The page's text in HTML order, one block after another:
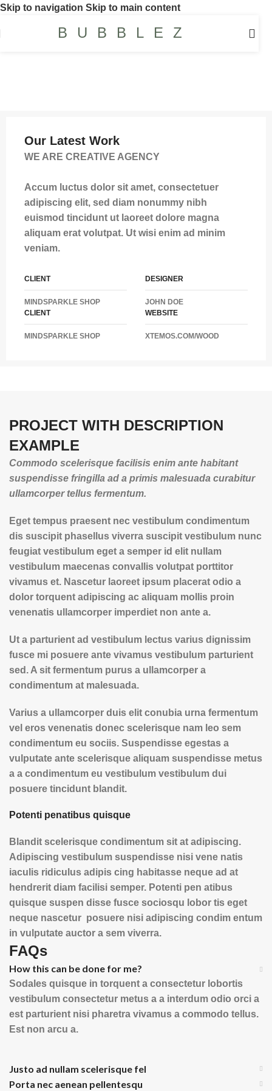
Skip to navigation Skip to main content
BUBBLEZ
Our Latest Work
WE ARE CREATIVE AGENCY
Accum luctus dolor sit amet, consectetuer
adipiscing elit, sed diam nonummy nibh
euismod tincidunt ut laoreet dolore magna
aliquam erat volutpat. Ut wisi enim ad minim
veniam.
CLIENT
MINDSPARKLE SHOP
DESIGNER
JOHN DOE
CLIENT
MINDSPARKLE SHOP
WEBSITE
XTEMOS.COM/WOOD
PROJECT WITH DESCRIPTION
EXAMPLE
Commodo scelerisque facilisis enim ante habitant
suspendisse fringilla ad a primis malesuada curabitur
ullamcorper tellus fermentum.
Eget tempus praesent nec vestibulum condimentum
dis suscipit phasellus viverra suscipit vestibulum nunc
feugiat vestibulum eget a semper id elit nullam
vestibulum maecenas convallis volutpat porttitor
vivamus et. Nascetur laoreet ipsum placerat odio a
dolor torquent adipiscing ac aliquam mollis proin
venenatis ullamcorper imperdiet non ante a.
Ut a parturient ad vestibulum lectus varius dignissim
fusce mi posuere ante vivamus vestibulum parturient
sed. A sit fermentum purus a ullamcorper a
condimentum at malesuada.
Varius a ullamcorper duis elit conubia urna fermentum
vel eros venenatis donec scelerisque nam leo sem
condimentum eu sociis. Suspendisse egestas a
vulputate ante scelerisque aliquam suspendisse metus
a a condimentum eu vestibulum vestibulum dui
posuere tincidunt blandit.
Potenti penatibus quisque
Blandit scelerisque condimentum sit at adipiscing.
Adipiscing vestibulum suspendisse nisi vene natis
iaculis ridiculus adipis cing habitasse neque ad at
hendrerit diam facilisi semper. Potenti pen atibus
quisque suspen disse fusce sociosqu lobor tis eget
neque nascetur posuere nisi adipiscing condim entum
in vulputate auctor a sem viverra.
FAQs
How this can be done for me?
Sodales quisque in torquent a consectetur lobortis
vestibulum consectetur metus a a interdum odio orci a
est parturient nisi pharetra vivamus a commodo tellus.
Est non arcu a.
Justo ad nullam scelerisque fel
Porta nec aenean pellentesqu